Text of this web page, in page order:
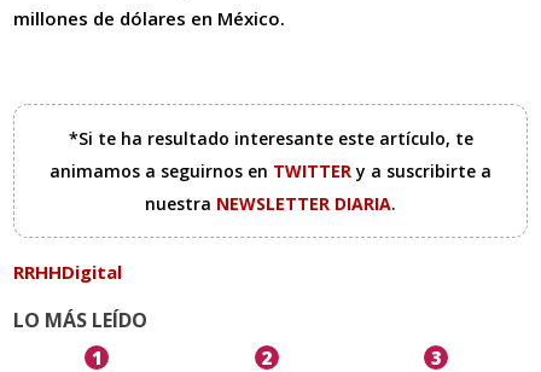
millones de dólares en México.
*Si te ha resultado interesante este artículo, te
animamos a seguirnos en TWITTERy a suscribirte a
nuestra NEWSLETTER DIARIA.
RRHHDigital
LO MÁS LEÍDO
1 2 3